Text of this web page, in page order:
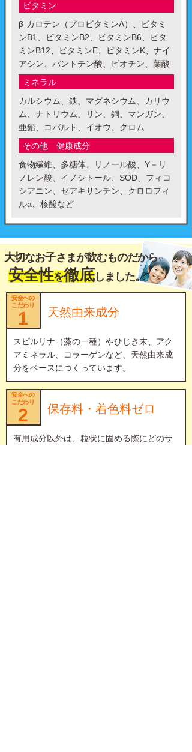
ビタミン
β-カロテン（プロビタミンA）、ビタミ
ンB1、ビタミンB2、ビタミンB6、ビタ
ミンB12、ビタミンE、ビタミンK、ナイ
アシン、パントテン酸、ビオチン、葉酸
ミネラル
カルシウム、鉄、マグネシウム、カリウ
ム、ナトリウム、リン、銅、マンガン、
亜鉛、コバルト、イオウ、クロム
その他 健康成分
食物繊維、多糖体、リノール酸、Y－リ
ノレン酸、イノシトール、SOD、フィコ
シアニン、ゼアキサンチン、クロロフィ
ルa、核酸など
大切なお子さまが飲むものだから
安全性を徹底しました。
安全への
こだわり
1 天然由来成分
スピルリナ（藻の一種）やひじき末、アク
アミネラル、コラーゲンなど、天然由来成
分をベースにつくっています。
安全への
こだわり
2 保存料・着色料ゼロ
有用成分以外は、粒状に固める際にどのサ